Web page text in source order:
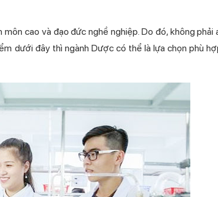
cao và đạo đức nghề nghiệp. Do đó, không phải
dưới đây thì ngành Dược có thể là lựa chọn phù